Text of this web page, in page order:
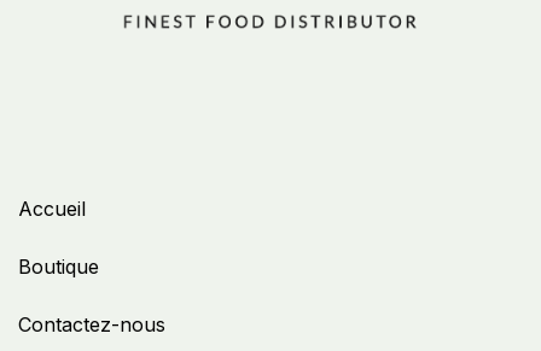
Accueil
Boutique
Contactez-nous